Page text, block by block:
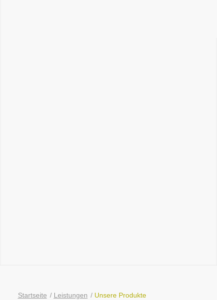
Startseite / Leistungen / Unsere Produkte